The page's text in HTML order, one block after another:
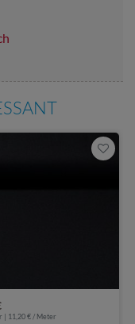
| 11,20 € / Meter